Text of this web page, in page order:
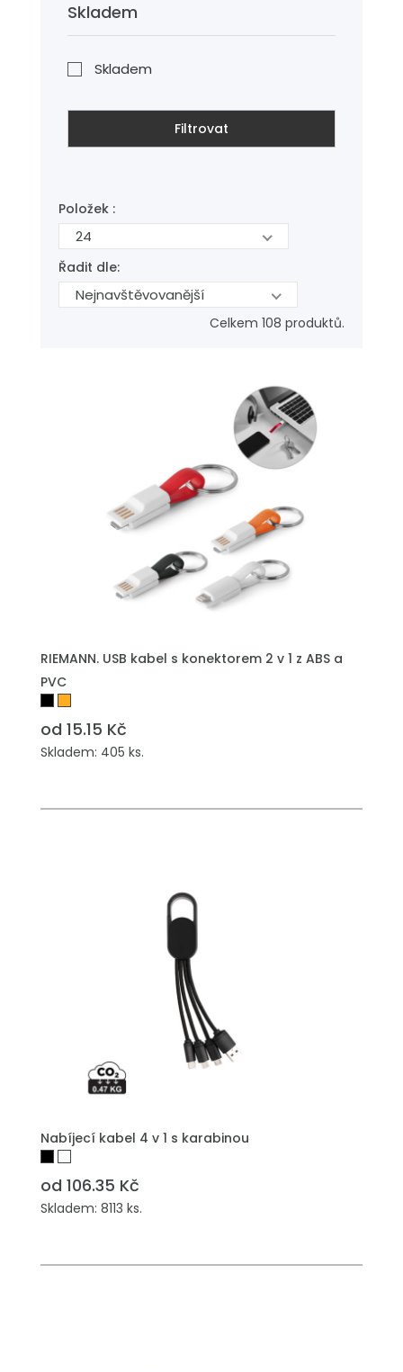
Skladem
Skladem
Filtrovat
Položek :
24
Řadit dle:
Nejnavštěvovanější
Celkem 108 produktů.
RIEMANN. USB kabel s konektorem 2 v 1 z ABS a
PVC
od 15.15 Kč
Skladem: 405 ks.
Nabíjecí kabel 4 v 1 s karabinou
od 106.35 Kč
Skladem: 8113 ks.